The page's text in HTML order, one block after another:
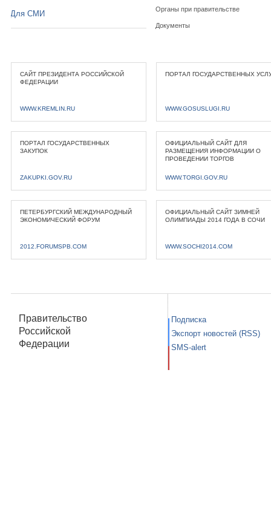
Органы при правительстве
Документы
Для СМИ
САЙТ ПРЕЗИДЕНТА РОССИЙСКОЙ
ФЕДЕРАЦИИ
WWW.KREMLIN.RU
ПОРТАЛ ГОСУДАРСТВЕННЫХ
WWW.GOSUSLUGI.RU
ПОРТАЛ ГОСУДАРСТВЕННЫХ
ЗАКУПОК
ZAKUPKI.GOV.RU
ОФИЦИАЛЬНЫЙ САЙТ ДЛЯ
РАЗМЕЩЕНИЯ ИНФОРМАЦИИ О
ПРОВЕДЕНИИ ТОРГОВ
WWW.TORGI.GOV.RU
ПЕТЕРБУРГСКИЙ МЕЖДУНАРОДНЫЙ
ЭКОНОМИЧЕСКИЙ ФОРУМ
2012.FORUMSPB.COM
ОФИЦИАЛЬНЫЙ САЙТ ЗИМНЕЙ
ОЛИМПИАДЫ 2014 ГОДА В СОЧИ
WWW.SOCHI2014.COM
Правительство
Российской
Федерации
Подписка
Экспорт новостей (RSS)
SMS-alert